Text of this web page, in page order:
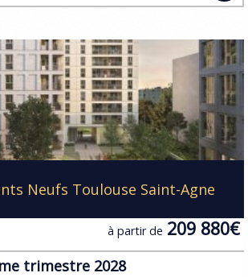
Neufs Toulouse Saint-Agne
à partir de 209 880€
trimestre 2028